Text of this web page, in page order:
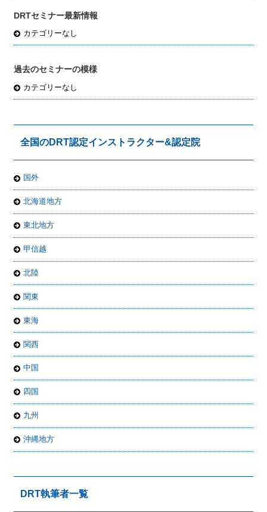
DRTセミナー最新情報
カテゴリーなし
過去のセミナーの模様
カテゴリーなし
全国のDRT認定インストラクター&認定院
国外
北海道地方
東北地方
甲信越
北陸
関東
東海
関西
中国
四国
九州
沖縄地方
DRT執筆者一覧